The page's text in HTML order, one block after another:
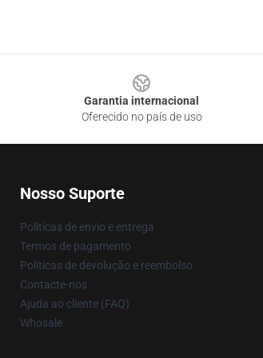
Garantia internacional
Oferecido no país de uso
Nosso Suporte
Políticas de envio e entrega
Termos de pagamento
Políticas de devolução e reembolso
Contacte-nos
Ajuda ao cliente (FAQ)
Whosale